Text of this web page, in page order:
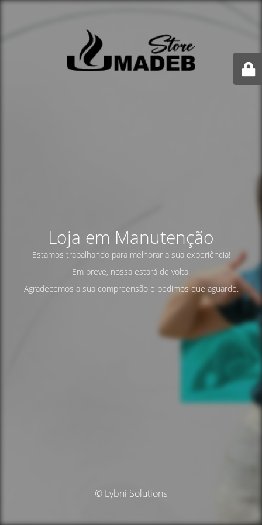
Loja em Manutenção
Estamos trabalhando para melhorar a sua experiência!
Em breve, nossa estará de volta.
Agradecemos a sua compreensão e pedimos que aguarde.
© Lybni Solutions